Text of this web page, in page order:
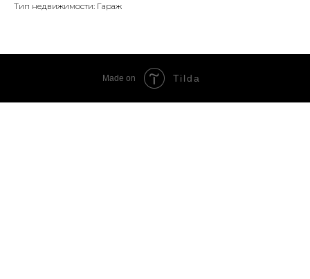
Тип недвижимости: Гараж
Made on Tilda